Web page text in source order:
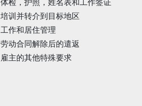
体检，护照，姓名表和工作签证
培训并转介到目标地区
工作和居住管理
劳动合同解除后的遣返
雇主的其他特殊要求